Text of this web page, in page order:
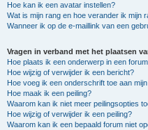
Hoe kan ik een avatar instellen?
Wat is mijn rang en hoe verander ik mijn
Wanneer ik op de e-maillink van een
Vragen in verband met het plaatsen
Hoe plaats ik een onderwerp in een
Hoe wijzig of verwijder ik een bericht?
Hoe voeg ik een onderschrift toe aan
Hoe maak ik een peiling?
Waarom kan ik niet meer peilingsopties
Hoe wijzig of verwijder ik een peiling?
Waarom kan ik een bepaald forum niet